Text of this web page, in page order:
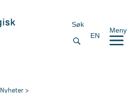
Søk
EN
Meny
Nyheter